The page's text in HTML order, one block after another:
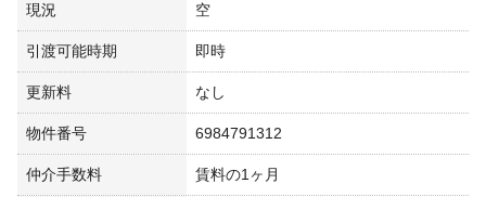
現況 空
引渡可能時期 即時
更新料 なし
物件番号 6984791312
仲介手数料 賃料の1ヶ月